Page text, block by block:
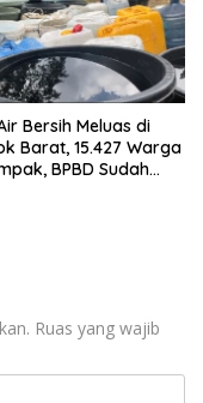
Bersih Meluas di
Barat, 15.427 Warga
BPBD Sudah
Ruas yang wajib